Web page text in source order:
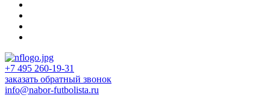
+7 495 260-19-31
заказать обратный звонок
info@nabor-futbolista.ru